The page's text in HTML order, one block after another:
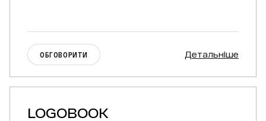
ОБГОВОРИТИ Детальніше
LOGOBOOK